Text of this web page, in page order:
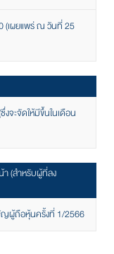
(เผยแพร่ ณ วันที่ 25
จะจัดให้มีขึ้นในเดือน
า (สำหรับผู้ที่ลง
ญผู้ถือหุ้นครั้งที่ 1/2566